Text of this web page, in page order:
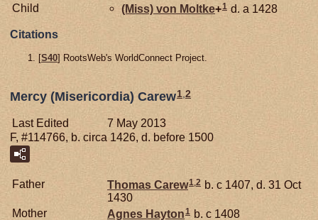
Child
(Miss) von Moltke+1 d. a 1428
Citations
[S40] RootsWeb's WorldConnect Project.
Mercy (Misericordia) Carew1 2
Last Edited
7 May 2013
F, #114766, b. circa 1426, d. before 1500
Father Thomas Carew1,2 b. c 1407, d. 31 Oct
1430
Mother
Agnes Hayton1 b. c 1408